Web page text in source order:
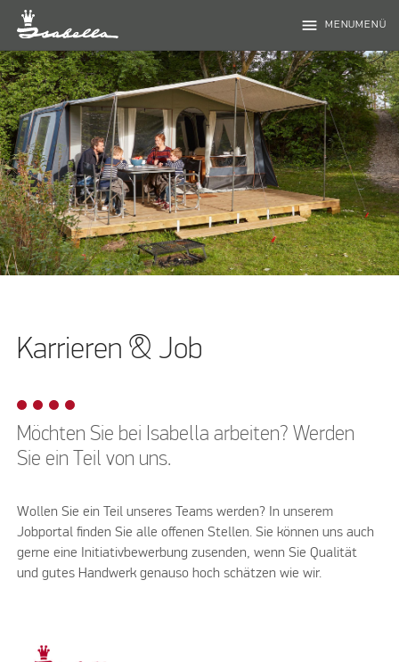
menu MENUMENÜ
Karrieren & Job
Möchten Sie bei Isabella arbeiten? Werden
Sie ein Teil von uns.
Wollen Sie ein Teil unseres Teams werden? In unserem
Jobportal finden Sie alle offenen Stellen. Sie können uns auch
gerne eine Initiativbewerbung zusenden, wenn Sie Qualität
und gutes Handwerk genauso hoch schätzen wie wir.